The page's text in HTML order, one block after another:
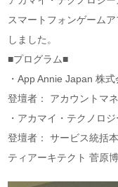
スマートフォンゲーム
しました。
■プログラム■
・App Annie Japan 株式
登壇者： アカウントマ
・アカマイ・テクノロ
登壇者： サービス統括
ティアーキテクト 菅原